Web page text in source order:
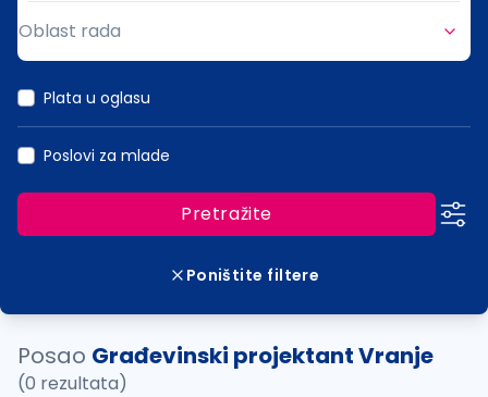
Oblast rada
Plata u oglasu
Poslovi za mlade
Pretražite
Poništite filtere
Posao Građevinski projektant Vranje
(0 rezultata)